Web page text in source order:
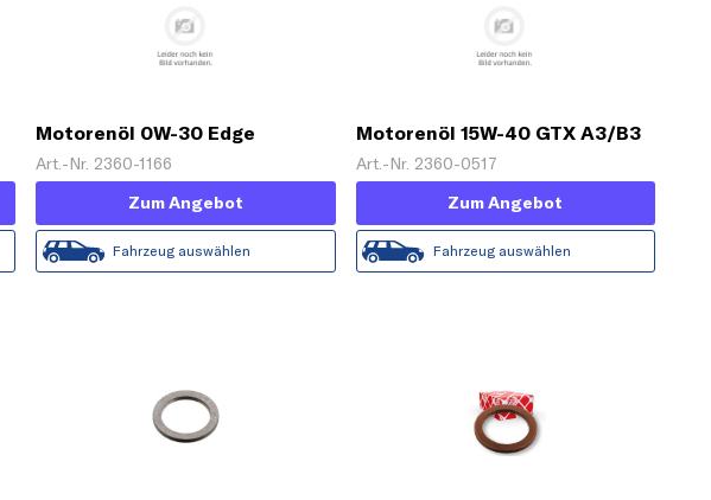
Motorenöl 0W-30 Edge
Titanium FST [1 L]
Art.-Nr. 2360-1166
Zum Angebot
Fahrzeug auswählen
Motorenöl 15W-40 GTX A3/B3
[5 L]
Art.-Nr. 2360-0517
Zum Angebot
Fahrzeug auswählen